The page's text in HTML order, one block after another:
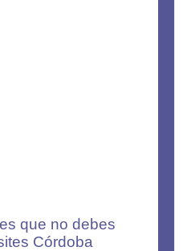
que no debes
Córdoba